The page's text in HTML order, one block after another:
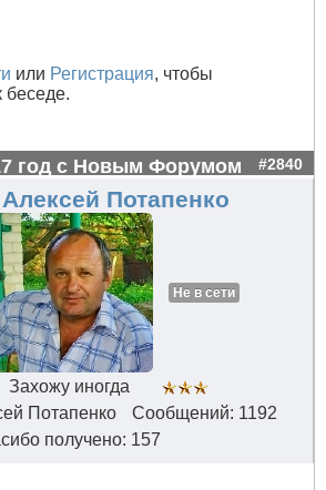
или Регистрация, чтобы
беседе.
год с Новым Форумом #2840
Алексей Потапенко
Не в сети
Захожу иногда
Потапенко
Сообщений: 1192
получено: 157